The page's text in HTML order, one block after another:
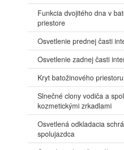
Funkcia dvojitého dna v
priestore
Osvetlenie prednej časti
Osvetlenie zadnej časti
Kryt batožinového priestoru
Slnečné clony vodiča a
kozmetickými zrkadlami
Osvetlená odkladacia
spolujazdca